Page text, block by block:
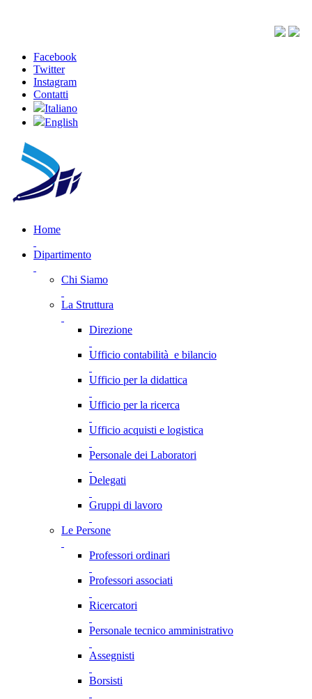
Facebook
Twitter
Instagram
Contatti
Italiano
English
Home
Dipartimento
Chi Siamo
La Struttura
Direzione
Ufficio contabilità e bilancio
Ufficio per la didattica
Ufficio per la ricerca
Ufficio acquisti e logistica
Personale dei Laboratori
Delegati
Gruppi di lavoro
Le Persone
Professori ordinari
Professori associati
Ricercatori
Personale tecnico amministrativo
Assegnisti
Borsisti